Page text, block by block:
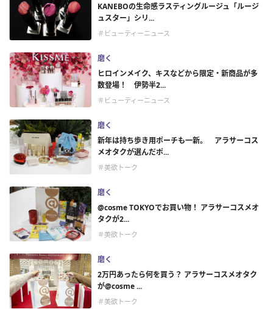
KANEBOの生命感ラスティングルージュ「ルージ
ュスター」シリ...
＃ビューティーニュース
磨く
ヒロインメイク、キスなどから限定・新商品が多
数登場！ 伊勢半2...
＃ビューティーニュース
磨く
新年は持ち歩き用ポーチも一新。 アラサーコス
メオタクが選んだポ...
＃美欲トーク
磨く
@cosme TOKYOでお買い物！ アラサーコスメオ
タクが2...
＃美欲トーク
磨く
2万円あったら何を買う？ アラサーコスメオタク
が@cosme ...
＃美欲トーク